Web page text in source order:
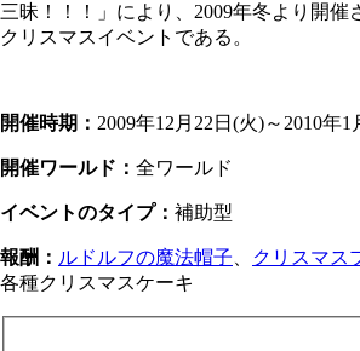
三昧！！！」により、2009年冬より開催
クリスマスイベントである。
開催時期： 2009年12月22日(火)～2010年1
開催ワールド： 全ワールド
イベントのタイプ： 補助型
報酬： ルドルフの魔法帽子 クリスマス
各種クリスマスケーキ